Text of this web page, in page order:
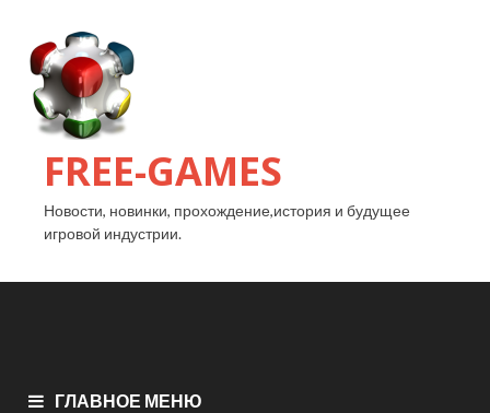
FREE-GAMES
Новости, новинки, прохождение,история и будущее
игровой индустрии.
ГЛАВНОЕ МЕНЮ